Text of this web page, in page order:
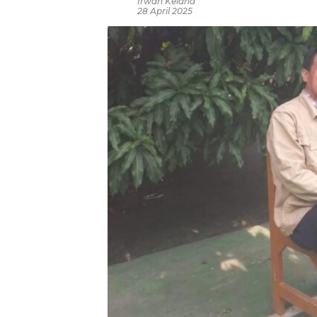
28 April 2025